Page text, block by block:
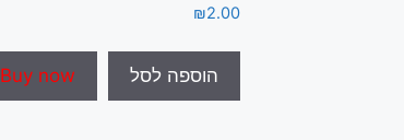
₪2.00
הוספה לסל Buy now